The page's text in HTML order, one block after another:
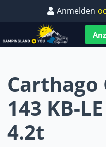
Anmelden
Carthago
143 KB-
4.2t